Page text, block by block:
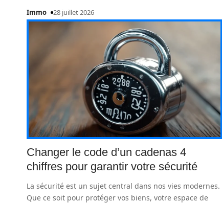
Immo 28 juillet 2026
Changer le code d’un cadenas 4
chiffres pour garantir votre sécurité
La sécurité est un sujet central dans nos vies modernes.
Que ce soit pour protéger vos biens, votre espace de